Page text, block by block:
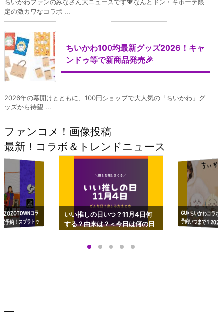
ちいかわファンのみなさん大ニュースです💖なんとドン・キホーテ限
定の激カワなコラボ ...
ちいかわ100均最新グッズ2026！キャ
ンドゥ等で新商品発売🎉
2026年の幕開けとともに、100円ショップで大人気の「ちいかわ」グ
ッズから待望 ...
ファンコメ！画像投稿
最新！コラボ＆トレンドニュース
コラ
予約！スプラトゥ
ップも渋谷Hz
いい推しの日いつ？11月4日何
する？由来は？＜今日は何の日
＞
GU×ちいかわコラ
予約いつまで？
ーチやショルダー